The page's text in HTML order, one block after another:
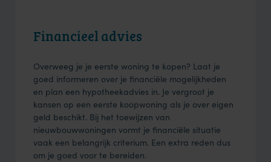
Financieel advies
Overweeg je je eerste woning te kopen? Laat je
goed informeren over je financiële mogelijkheden
en plan een hypotheekadvies in. Je vergroot je
kansen op een eerste koopwoning als je over eigen
geld beschikt. Bij het toewijzen van
nieuwbouwwoningen vormt je financiële situatie
vaak een belangrijk criterium. Een extra reden dus
om je goed voor te bereiden.